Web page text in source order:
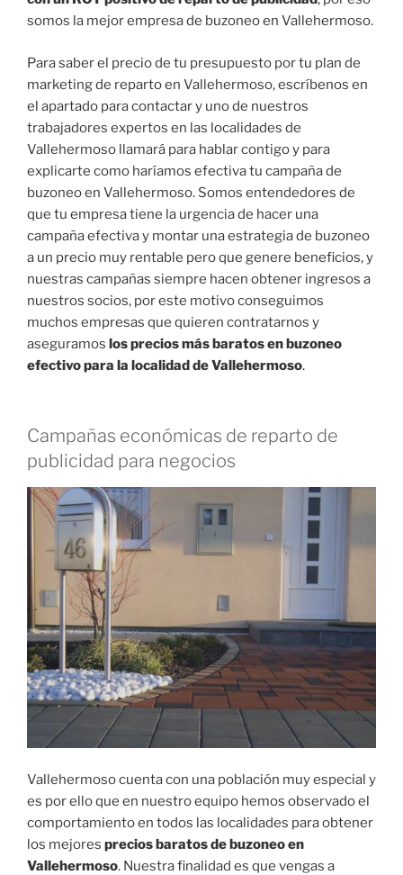
somos la mejor empresa de buzoneo en Vallehermoso.
Para saber el precio de tu presupuesto por tu plan de
marketing de reparto en Vallehermoso, escríbenos en
el apartado para contactar y uno de nuestros
trabajadores expertos en las localidades de
Vallehermoso llamará para hablar contigo y para
explicarte como haríamos efectiva tu campaña de
buzoneo en Vallehermoso. Somos entendedores de
que tu empresa tiene la urgencia de hacer una
campaña efectiva y montar una estrategia de buzoneo
a un precio muy rentable pero que genere beneficios, y
nuestras campañas siempre hacen obtener ingresos a
nuestros socios, por este motivo conseguimos
muchos empresas que quieren contratarnos y
aseguramos los precios más baratos en buzoneo
efectivo para la localidad de Vallehermoso.
Campañas económicas de reparto de
publicidad para negocios
Vallehermoso cuenta con una población muy especial y
es por ello que en nuestro equipo hemos observado el
comportamiento en todos las localidades para obtener
los mejores precios baratos de buzoneo en
Vallehermoso. Nuestra finalidad es que vengas a